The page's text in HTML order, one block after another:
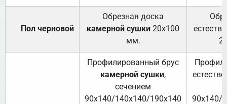
Пол черновой
Обрезная доска
камерной сушки 20х100
мм.
Профилированный брус
камерной сушки,
сечением
90х140/140х140/190х140
90х140/